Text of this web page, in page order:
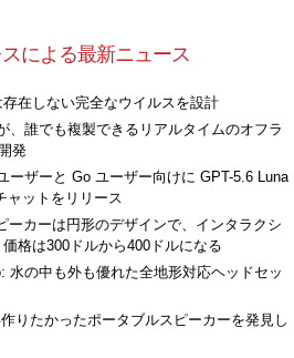
による最新ニュース
在しない完全なウイルスを設計
、誰でも複製できるリアルタイムのオフラ
発
ーザーと Go ユーザー向けに GPT-5.6 Luna
ャットをリリース
ーカーは円形のデザインで、インタラクシ
格は300ドルから400ドルになる
水の中も外も優れた全地形対応ヘッドセッ
りたかったポータブルスピーカーを発見し